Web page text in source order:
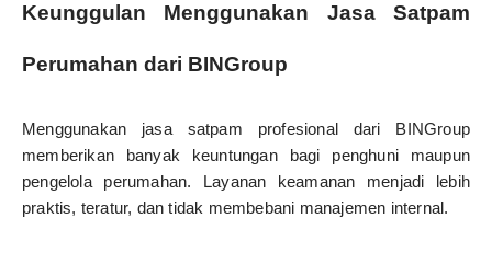
Keunggulan Menggunakan Jasa Satpam
Perumahan dari BINGroup
Menggunakan jasa satpam profesional dari BINGroup
memberikan banyak keuntungan bagi penghuni maupun
pengelola perumahan. Layanan keamanan menjadi lebih
praktis, teratur, dan tidak membebani manajemen internal.